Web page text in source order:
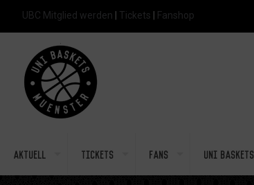
UBC Mitglied werden Tickets Fanshop
Aktuell Tickets Fans Uni Baskets